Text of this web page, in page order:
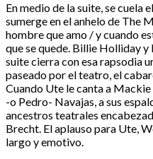
En medio de la suite, se cuela
sumerge en el anhelo de The
hombre que amo / y cuando
que se quede. Billie Holliday y
suite cierra con esa rapsodia
paseado por el teatro, el
Cuando Ute le canta a
-o Pedro- Navajas, a sus
ancestros teatrales
Brecht. El aplauso para Ute,
largo y emotivo.